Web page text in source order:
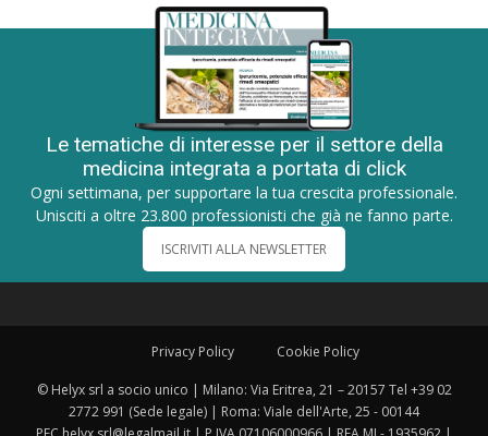
Le tematiche di interesse per il settore della
medicina integrata a portata di click
Ogni settimana, per supportare la tua crescita professionale.
Unisciti a oltre 23.800 professionisti che già ne fanno parte.
ISCRIVITI ALLA NEWSLETTER
Privacy Policy Cookie Policy
© Helyx srl a socio unico | Milano: Via Eritrea, 21 – 20157 Tel +39 02
2772 991 (Sede legale) | Roma: Viale dell'Arte, 25 - 00144